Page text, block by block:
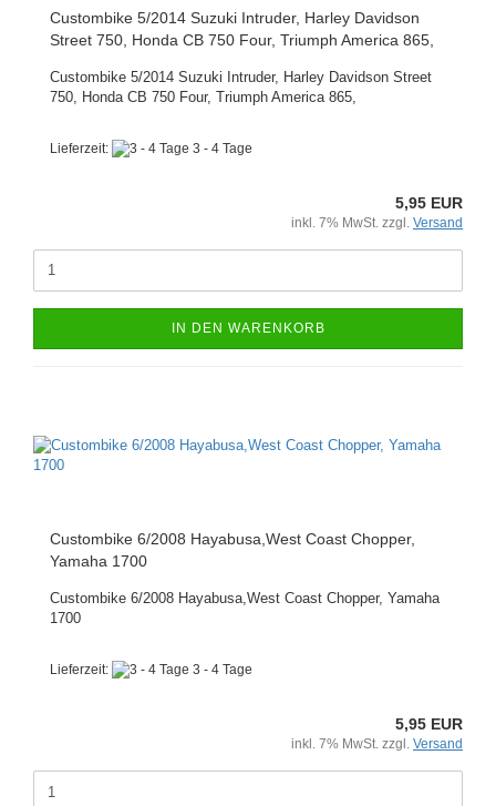
Custombike 5/2014 Suzuki Intruder, Harley Davidson
Street 750, Honda CB 750 Four, Triumph America 865,
Custombike 5/2014 Suzuki Intruder, Harley Davidson Street
750, Honda CB 750 Four, Triumph America 865,
Lieferzeit: 3 - 4 Tage
5,95 EUR
inkl. 7% MwSt. zzgl. Versand
IN DEN WARENKORB
Custombike 6/2008 Hayabusa,West Coast Chopper,
Yamaha 1700
Custombike 6/2008 Hayabusa,West Coast Chopper, Yamaha
1700
Lieferzeit: 3 - 4 Tage
5,95 EUR
inkl. 7% MwSt. zzgl. Versand